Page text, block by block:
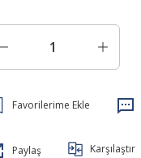
Paylaş Karşılaştır